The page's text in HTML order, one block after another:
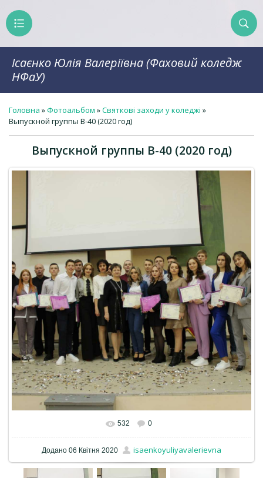
Ісаєнко Юлія Валеріївна (Фаховий коледж
НФаУ)
Головна »Фотоальбом »Святкові заходи у коледжі »
Выпускной группы В-40 (2020 год)
Выпускной группы В-40 (2020 год)
532 0
Додано 06 Квітня 2020 isaenkoyuliyavalerievna